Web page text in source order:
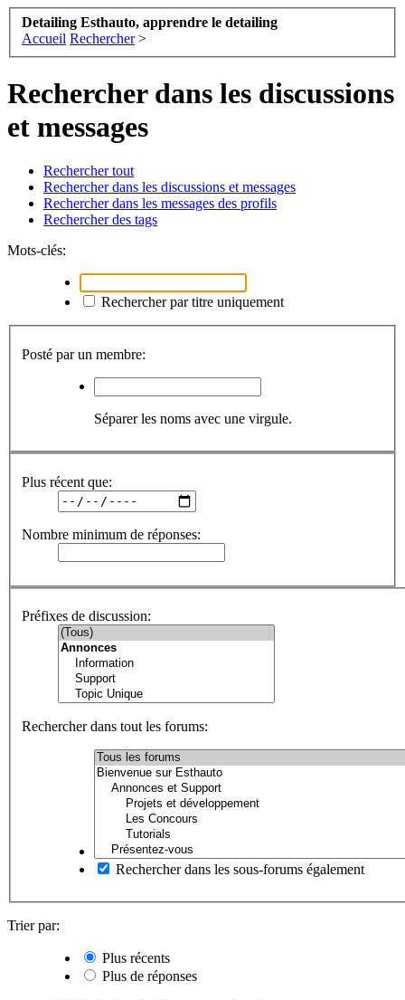
Detailing Esthauto, apprendre le detailing
Accueil Rechercher >
Rechercher dans les discussions
et messages
Rechercher tout
Rechercher dans les discussions et messages
Rechercher dans les messages des profils
Rechercher des tags
Mots-clés:
Rechercher par titre uniquement
Posté par un membre:
Séparer les noms avec une virgule.
Plus récent que:
Nombre minimum de réponses:
Préfixes de discussion:
Rechercher dans tout les forums:
Rechercher dans les sous-forums également
Trier par:
Plus récents
Plus de réponses